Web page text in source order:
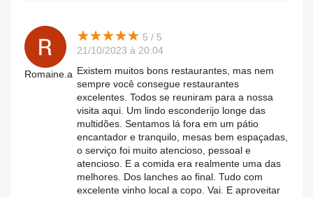
Romaine.a
★★★★★
★★★★★ 5 / 5
21/10/2023 à 20:04
Existem muitos bons restaurantes, mas nem
sempre você consegue restaurantes
excelentes. Todos se reuniram para a nossa
visita aqui. Um lindo esconderijo longe das
multidões. Sentamos lá fora em um pátio
encantador e tranquilo, mesas bem espaçadas,
o serviço foi muito atencioso, pessoal e
atencioso. E a comida era realmente uma das
melhores. Dos lanches ao final. Tudo com
excelente vinho local a copo. Vai. E aproveitar